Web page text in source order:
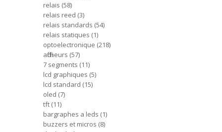
relais 58
relais reed 3
relais standards 54
relais statiques 1
optoelectronique 218
afficheurs 57
7 segments 11
lcd graphiques 5
lcd standard 15
oled 7
tft 11
bargraphes a leds 1
buzzers et micros 8